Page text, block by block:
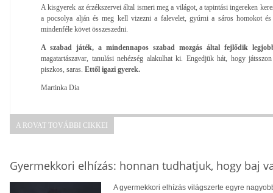
A kisgyerek az érzékszervei által ismeri meg a világot, a tapintási ingereken
a pocsolya alján és meg kell vizezni a falevelet, gyúrni a sáros homokot
mindenféle követ összeszedni.
A szabad játék, a mindennapos szabad mozgás által fejlődik
magatartászavar, tanulási nehézség alakulhat ki. Engedjük hát, hogy
piszkos, saras. Ettől igazi gyerek.
Martinka Dia
A ROVAT TOVÁBBI CIKKEI
Gyermekkori elhízás: honnan tudhatjuk, hogy baj
A gyermekkori elhízás világszerte egyre